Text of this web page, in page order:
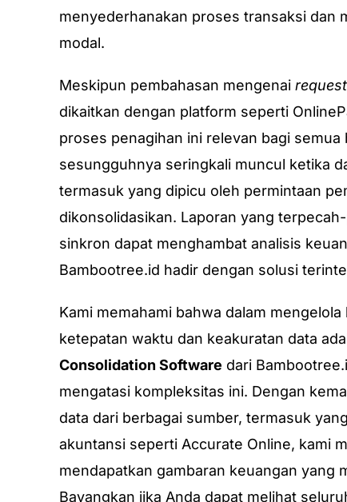
menyederhanakan proses transaksi dan
modal.
Meskipun pembahasan mengenai
dikaitkan dengan platform seperti
proses penagihan ini relevan bagi semua
sesungguhnya seringkali muncul ketika
termasuk yang dipicu oleh permintaan
dikonsolidasikan. Laporan yang
sinkron dapat menghambat analisis
Bambootree.id hadir dengan solusi
Kami memahami bahwa dalam
ketepatan waktu dan keakuratan data
Consolidation Software dari
mengatasi kompleksitas ini. Dengan
data dari berbagai sumber, termasuk
akuntansi seperti Accurate Online, kami
mendapatkan gambaran keuangan yang
Bayangkan jika Anda dapat melihat